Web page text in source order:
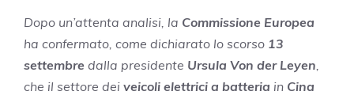
Dopo un’attenta analisi, la Commissione Europea
ha confermato, come dichiarato lo scorso 13
settembre dalla presidente Ursula Von der Leyen
che il settore dei veicoli elettrici a batteria in Cina